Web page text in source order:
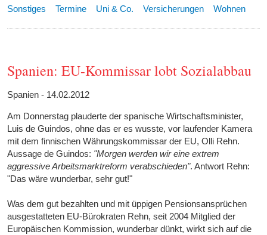
Sonstiges
Termine Uni & Co. Versicherungen Wohnen
Spanien: EU-Kommissar lobt Sozialabbau
Spanien - 14.02.2012
Am Donnerstag plauderte der spanische Wirtschaftsminister,
Luis de Guindos, ohne das er es wusste, vor laufender Kamera
mit dem finnischen Währungskommissar der EU, Olli Rehn.
Aussage de Guindos: "Morgen werden wir eine extrem
aggressive Arbeitsmarktreform verabschieden". Antwort Rehn:
"Das wäre wunderbar, sehr gut!"
Was dem gut bezahlten und mit üppigen Pensionsansprüchen
ausgestatteten EU-Bürokraten Rehn, seit 2004 Mitglied der
Europäischen Kommission, wunderbar dünkt, wirkt sich auf die